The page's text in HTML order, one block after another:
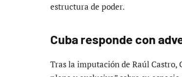
estructura de poder.
Cuba responde con
Tras la imputación de Raúl Castro,